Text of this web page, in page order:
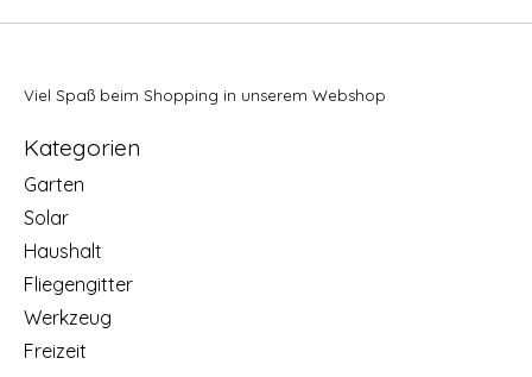
Viel Spaß beim Shopping in unserem Webshop
Kategorien
Garten
Solar
Haushalt
Fliegengitter
Werkzeug
Freizeit